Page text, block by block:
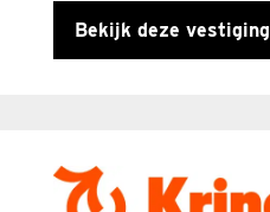
Bekijk deze vestiging